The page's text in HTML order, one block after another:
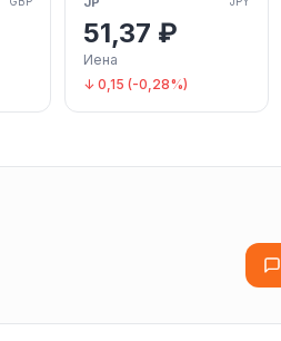
51,37 ₽
Иена
↓ 0,15 (-0,28%)